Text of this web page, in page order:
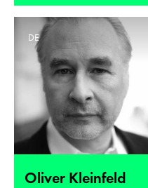
Oliver Kleinfeld
DE